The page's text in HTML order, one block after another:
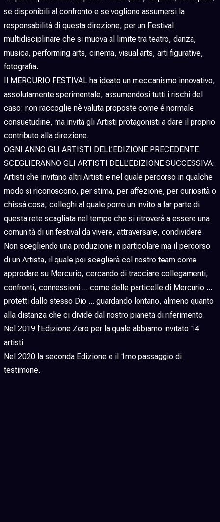
se disponibili al confronto e se vogliono assumersi la
responsabilità di questa direzione, per un Festival
multidisciplinare che si muova al limite tra teatro, danza,
musica, performing arts, cinema, visual arts, arti figurative,
fotografia.
Il MERCURIO FESTIVAL ha ideato un meccanismo innovativo,
assolutamente sperimentale, assumendosi tutti i rischi del
caso: non raccoglie nè valuta proposte come é normale
consuetudine, ma invita gli Artisti protagonisti a dare il proprio
contributo alla direzione.
OGNI ANNO GLI ARTISTI DELL’EDIZIONE PRECEDENTE
SCEGLIERANNO GLI ARTISTI DELL’EDIZIONE SUCCESSIVA:
Artisti che invitano altri Artisti e nel quale percorso in qualche
modo si riconoscono, per stima, per affezione, per curiosità o
chissà cosa, colleghi al quale porre un invito a far parte di
questa rete scagliata nel tempo che si ritroverà a essere una
comunità di un festival da vivere, attraversare, condividere.
Non scegliendo una produzione in particolare ma il percorso
di un Artista, il quale poi sceglierà col nostro team come
approdare su Mercurio, cercando di tracciare collegamenti,
confronti, connessioni ... come delle particelle di Mercurio ...
protetti dallo stesso Dio ... guardando lontano, almeno quanto
alla distanza che ci divide dal nostro pianeta di riferimento.
Nel 2019 l’Edizione Zero per la quale abbiamo invitato 14
artisti
Nel 2020 la seconda Edizione e il 1mo passaggio di
testimone.